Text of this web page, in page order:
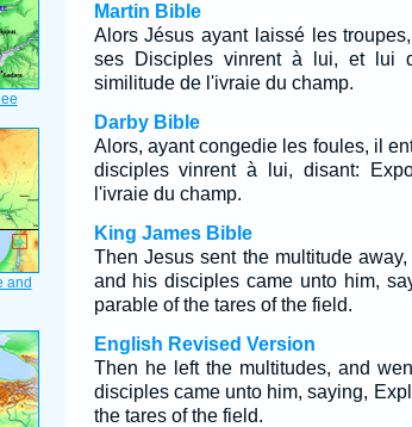
Martin Bible
Alors Jésus ayant laissé les
ses Disciples vinrent à lui, et lui
similitude de l'ivraie du champ.
Darby Bible
Alors, ayant congedie les foules, il
disciples vinrent à lui, disant:
l'ivraie du champ.
King James Bible
Then Jesus sent the multitude
and his disciples came unto him,
parable of the tares of the field.
English Revised Version
Then he left the multitudes, and
disciples came unto him, saying,
the tares of the field.